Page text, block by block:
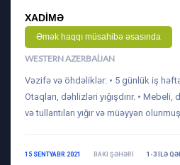
XADIMƏ
Əmək haqqı müsahibə əsasında
WESTERN AZERBAIJAN
Vəzifə və öhdəliklər: • 5 günlük iş
Otaqları, dəhlizləri yığışdırır. •
və tullantıları yığır və müəyyən
15 SENTYABR 2021 BAKI ŞƏHƏRI 1-3 ILƏ